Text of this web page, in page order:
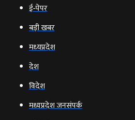
ई‑पेपर
बड़ी खबर
मध्‍यप्रदेश
देश
विदेश
मध्यप्रदेश जनसंपर्क